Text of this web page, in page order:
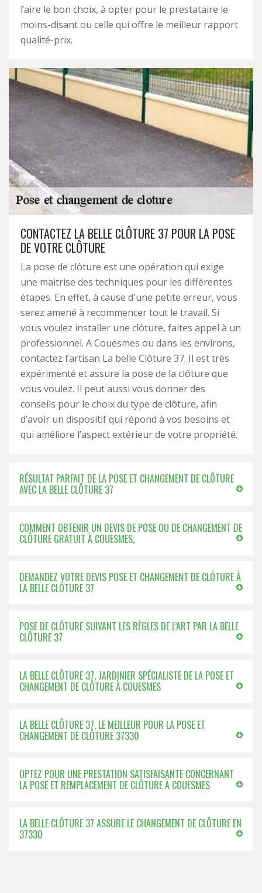
faire le bon choix, à opter pour le prestataire le
moins-disant ou celle qui offre le meilleur rapport
qualité-prix.
CONTACTEZ LA BELLE CLÔTURE 37 POUR LA POSE
DE VOTRE CLÔTURE
La pose de clôture est une opération qui exige
une maitrise des techniques pour les différentes
étapes. En effet, à cause d'une petite erreur, vous
serez amené à recommencer tout le travail. Si
vous voulez installer une clôture, faites appel à un
professionnel. A Couesmes ou dans les environs,
contactez l’artisan La belle Clôture 37. Il est très
expérimenté et assure la pose de la clôture que
vous voulez. Il peut aussi vous donner des
conseils pour le choix du type de clôture, afin
d’avoir un dispositif qui répond à vos besoins et
qui améliore l’aspect extérieur de votre propriété.
RÉSULTAT PARFAIT DE LA POSE ET CHANGEMENT DE CLÔTURE
AVEC LA BELLE CLÔTURE 37
COMMENT OBTENIR UN DEVIS DE POSE OU DE CHANGEMENT DE
CLÔTURE GRATUIT À COUESMES,
DEMANDEZ VOTRE DEVIS POSE ET CHANGEMENT DE CLÔTURE À
LA BELLE CLÔTURE 37
POSE DE CLÔTURE SUIVANT LES RÈGLES DE L’ART PAR LA BELLE
CLÔTURE 37
LA BELLE CLÔTURE 37, JARDINIER SPÉCIALISTE DE LA POSE ET
CHANGEMENT DE CLÔTURE À COUESMES
LA BELLE CLÔTURE 37, LE MEILLEUR POUR LA POSE ET
CHANGEMENT DE CLÔTURE 37330
OPTEZ POUR UNE PRESTATION SATISFAISANTE CONCERNANT
LA POSE ET REMPLACEMENT DE CLÔTURE À COUESMES
LA BELLE CLÔTURE 37 ASSURE LE CHANGEMENT DE CLÔTURE EN
37330